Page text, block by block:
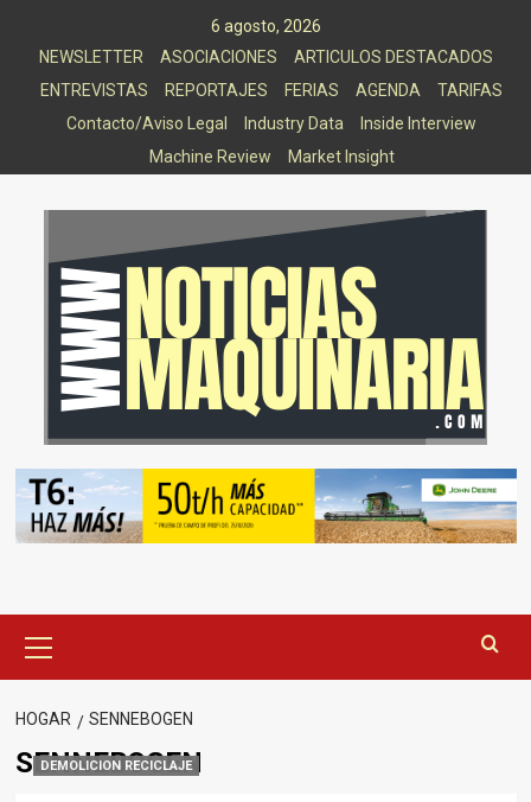
6 agosto, 2026
NEWSLETTER
ASOCIACIONES
ARTICULOS DESTACADOS
ENTREVISTAS
REPORTAJES FERIAS AGENDA
TARIFAS
Contacto/Aviso Legal
Industry Data
Inside Interview
Machine Review
Market Insight
principal
HOGAR SENNEBOGEN
SENNEBOGEN
DEMOLICION RECICLAJE